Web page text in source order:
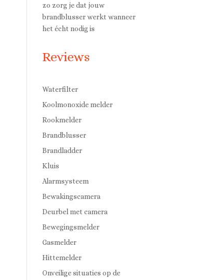
zo zorg je dat jouw
brandblusser werkt wanneer
het écht nodig is
Reviews
Waterfilter
Koolmonoxide melder
Rookmelder
Brandblusser
Brandladder
Kluis
Alarmsysteem
Bewakingscamera
Deurbel met camera
Bewegingsmelder
Gasmelder
Hittemelder
Onveilige situaties op de